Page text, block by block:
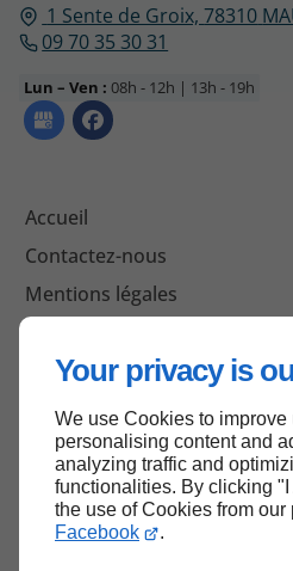
Your privacy is
We use Cookies to
personalising content and
analyzing traffic and
functionalities. By clicking
the use of Cookies from our
Facebook
.
1 Sente de Groix,78310
09 70 35 30 31
Lun – Ven :08h - 12h | 13h - 19h
Accueil
Contactez-nous
Mentions légales
Haut de